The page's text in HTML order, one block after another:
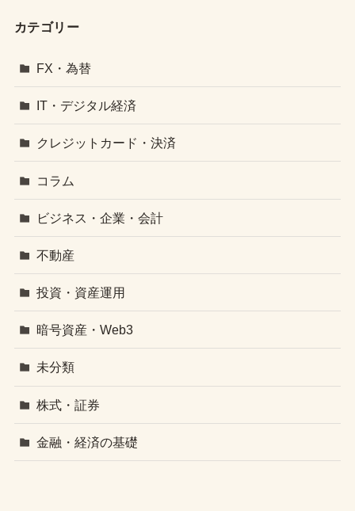
カテゴリー
FX・為替
IT・デジタル経済
クレジットカード・決済
コラム
ビジネス・企業・会計
不動産
投資・資産運用
暗号資産・Web3
未分類
株式・証券
金融・経済の基礎